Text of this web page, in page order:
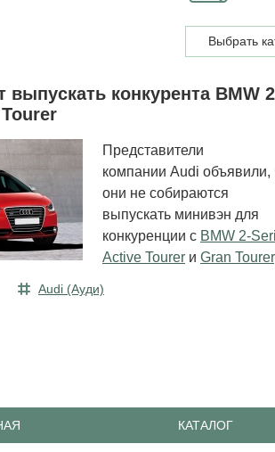
Выбрать
выпускать конкурента BMW
Представители
компании Audi объявили,
они не собираются
выпускать минивэн для
конкуренции с BMW 2-
Active Tourer и Gran Tourer
Audi (Ауди)
КАТАЛОГ